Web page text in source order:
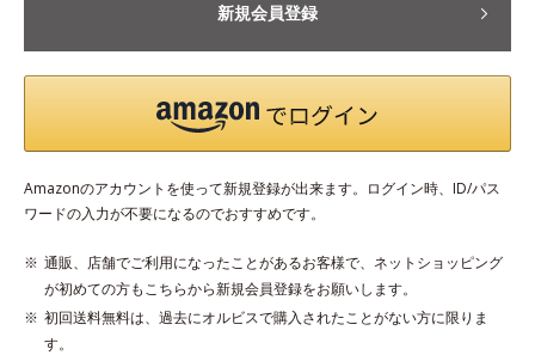
新規会員登録
Amazonのアカウントを使って新規登録が出来ます。ログイン時、ID/パス
ワードの入力が不要になるのでおすすめです。
通販、店舗でご利用になったことがあるお客様で、ネットショッピング
が初めての方もこちらから新規会員登録をお願いします。
初回送料無料は、過去にオルビスで購入されたことがない方に限りま
す。